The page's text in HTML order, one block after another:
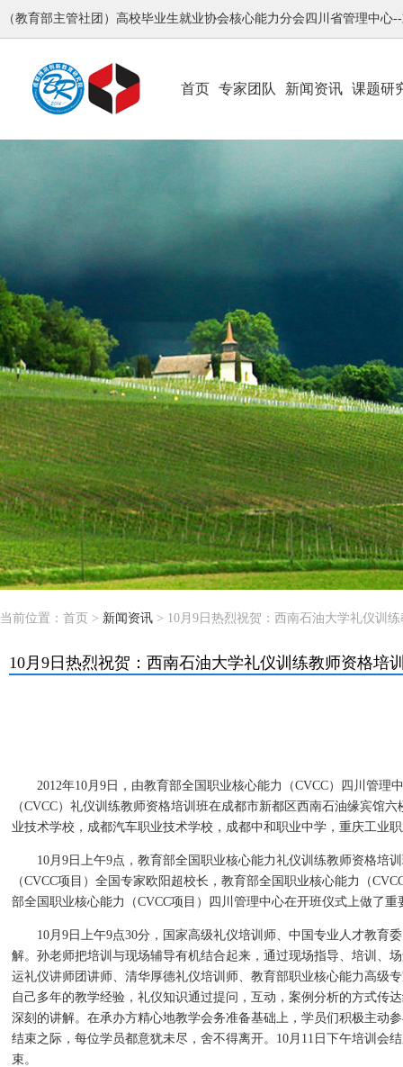
（教育部主管社团）高校毕业生就业协会核心能力分会四川省管理中心
首页 专家团队 新闻资讯 课题研
当前位置： 首页 > 新闻资讯 > 10月9日热烈祝贺：西南石油大学礼仪训
10月9日热烈祝贺：西南石油大学礼仪训练教师资格培
2012年10月9日，由教育部全国职业核心能力（CVCC）四川管理
（CVCC）礼仪训练教师资格培训班在成都市新都区西南石油缘宾馆
业技术学校，成都汽车职业技术学校，成都中和职业中学，重庆工业
10月9日上午9点，教育部全国职业核心能力礼仪训练教师资格培
（CVCC项目）全国专家欧阳超校长，教育部全国职业核心能力（
部全国职业核心能力（CVCC项目）四川管理中心在开班仪式上做了
10月9日上午9点30分，国家高级礼仪培训师、中国专业人才教育
解。孙老师把培训与现场辅导有机结合起来，通过现场指导、培训、
运礼仪讲师团讲师、清华厚德礼仪培训师、教育部职业核心能力高级
自己多年的教学经验，礼仪知识通过提问，互动，案例分析的方式传
深刻的讲解。在承办方精心地教学会务准备基础上，学员们积极主动
结束之际，每位学员都意犹未尽，舍不得离开。10月11日下午培训会
束。